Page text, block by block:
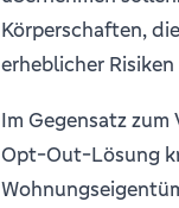
Körperschaften,
erheblicher Risiken
Im Gegensatz
Opt-Out-Lösung